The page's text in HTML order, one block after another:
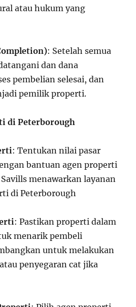
atau hukum yang
: Setelah semua
dan dana
pembelian selesai, dan
pemilik properti.
di Peterborough
: Tentukan nilai pasar
bantuan agen properti
menawarkan layanan
di Peterborough
: Pastikan properti dalam
menarik pembeli
untuk melakukan
penyegaran cat jika